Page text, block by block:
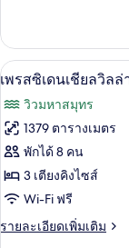
Front
Suite)
สระ
ว่าย
น้ำ
ส่วน
ตัว,
วิว
ทะเล
(Ocean
เกี่ยว
กับ
ห้อง
ท,
นอน,
สระ
ว่าย
น้ำ
ส่วน
เปิด
ภาพถ่าย
ทั้งหมด
ของ
เพรส
ซิ
เดน
17
เพรสซิเดนเชียลวิล
วิวมหาสมุทร
1379 ตารางเมตร
พักได้ 8 คน
3 เตียงคิงไซส์
Wi-Fi ฟรี
รายละเอียดเพิ่มเติม
ราย